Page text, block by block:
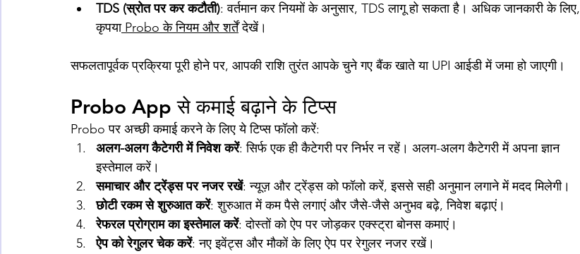
TDS (स्रोत पर कर कटौती): वर्तमान कर नियमों के अनुसार, TDS लागू हो सकता है। अधिक जानकारी के लिए,
कृपया Probo के नियम और शर्तें देखें।
सफलतापूर्वक प्रक्रिया पूरी होने पर, आपकी राशि तुरंत आपके चुने गए बैंक खाते या UPI आईडी में जमा हो जाएगी।
Probo App से कमाई बढ़ाने के टिप्स
Probo पर अच्छी कमाई करने के लिए ये टिप्स फॉलो करें:
अलग-अलग कैटेगरी में निवेश करें: सिर्फ एक ही कैटेगरी पर निर्भर न रहें। अलग-अलग कैटेगरी में अपना ज्ञान
इस्तेमाल करें।
समाचार और ट्रेंड्स पर नजर रखें: न्यूज़ और ट्रेंड्स को फॉलो करें, इससे सही अनुमान लगाने में मदद मिलेगी।
छोटी रकम से शुरुआत करें: शुरुआत में कम पैसे लगाएं और जैसे-जैसे अनुभव बढ़े, निवेश बढ़ाएं।
रेफरल प्रोग्राम का इस्तेमाल करें: दोस्तों को ऐप पर जोड़कर एक्स्ट्रा बोनस कमाएं।
ऐप को रेगुलर चेक करें: नए इवेंट्स और मौकों के लिए ऐप पर रेगुलर नजर रखें।